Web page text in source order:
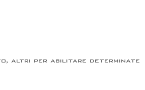
altri per abilitare determinate